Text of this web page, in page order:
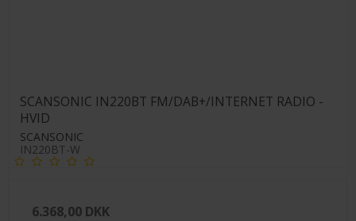
SCANSONIC IN220BT FM/DAB+/INTERNET RADIO -
HVID
SCANSONIC
IN220BT-W
6.368,00 DKK